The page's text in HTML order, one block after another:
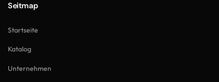
Seitmap
Startseite
Katalog
Unternehmen